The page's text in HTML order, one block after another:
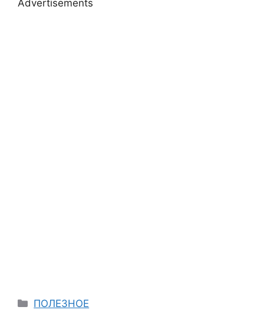
Advertisements
Categories
ПОЛЕЗНОЕ